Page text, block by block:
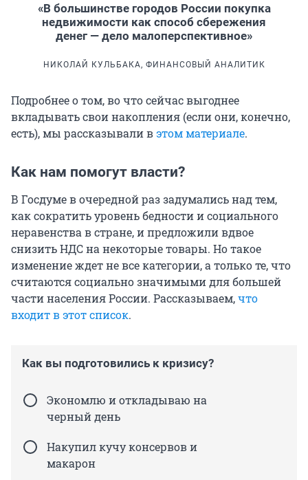
«В большинстве городов России покупка
недвижимости как способ сбережения
денег — дело малоперспективное»
НИКОЛАЙ КУЛЬБАКА, ФИНАНСОВЫЙ АНАЛИТИК
Подробнее о том, во что сейчас выгоднее
вкладывать свои накопления (если они, конечно,
есть), мы рассказывали вэтом материале.
Как нам помогут власти?
В Госдуме в очередной раз задумались над тем,
как сократить уровень бедности и социального
неравенства в стране, и предложили вдвое
снизить НДС на некоторые товары. Но такое
изменение ждет не все категории, а только те, что
считаются социально значимыми для большей
части населения России. Рассказываем,что
входит в этот список.
Как вы подготовились к кризису?
Экономлю и откладываю на
черный день
Накупил кучу консервов и
макарон